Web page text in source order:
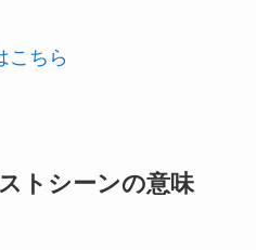
こちら
トシーンの意味